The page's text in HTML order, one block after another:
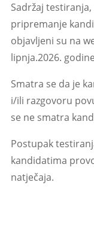
Sadržaj
pripremanje
objavljeni su na
lipnja.2026. godine
Smatra se da je
i/ili razgovoru
se ne smatra
Postupak
kandidatima
natječaja.